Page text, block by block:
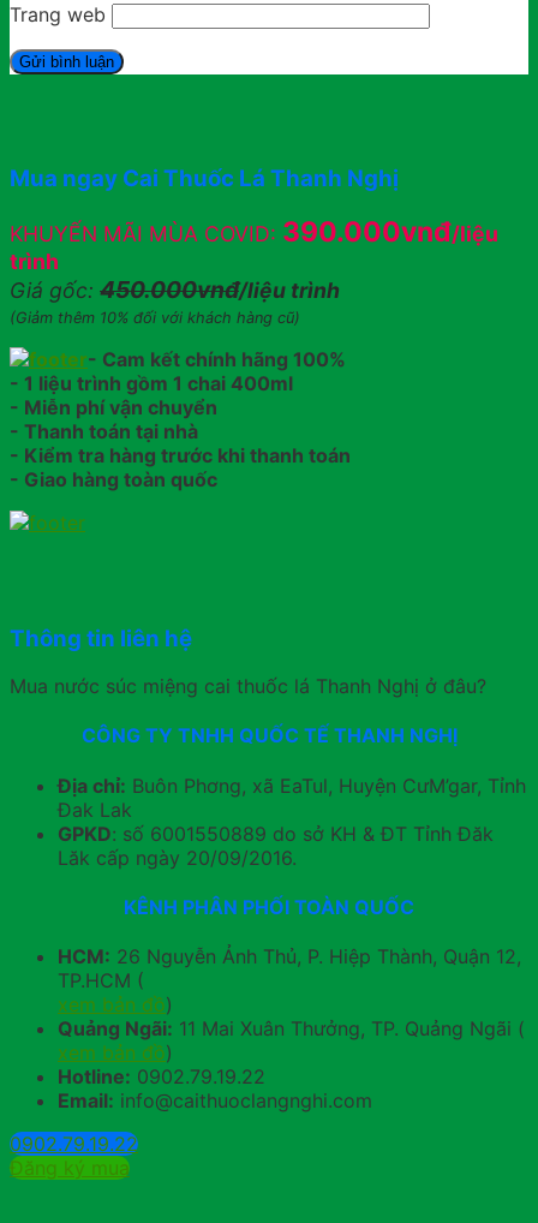
Trang web
Mua ngay Cai Thuốc Lá Thanh Nghị
KHUYẾN MÃI MÙA COVID: 390.000vnđ/liệu
trình
Giá gốc: 450.000vnđ/liệu trình
(Giảm thêm 10% đối với khách hàng cũ)
- Cam kết chính hãng 100%
- 1 liệu trình gồm 1 chai 400ml
- Miễn phí vận chuyển
- Thanh toán tại nhà
- Kiểm tra hàng trước khi thanh toán
- Giao hàng toàn quốc
Thông tin liên hệ
Mua nước súc miệng cai thuốc lá Thanh Nghị ở đâu?
CÔNG TY TNHH QUỐC TẾ THANH NGHỊ
Địa chỉ: Buôn Phơng, xã EaTul, Huyện CưM’gar, Tỉnh
Đak Lak
GPKD: số 6001550889 do sở KH & ĐT Tỉnh Đăk
Lăk cấp ngày 20/09/2016.
KÊNH PHÂN PHỐI TOÀN QUỐC
HCM: 26 Nguyễn Ảnh Thủ, P. Hiệp Thành, Quận 12,
TP.HCM (
xem bản đồ)
Quảng Ngãi: 11 Mai Xuân Thưởng, TP. Quảng Ngãi (
xem bản đồ)
Hotline: 0902.79.19.22
Email: info@caithuoclangnghi.com
0902.79.19.22
Đăng ký mua